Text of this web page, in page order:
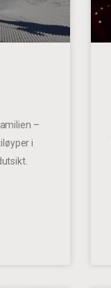
–
i